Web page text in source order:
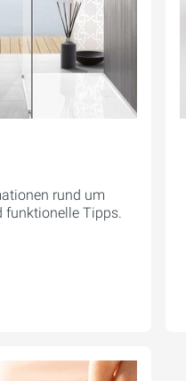
rund um
funktionelle Tipps.